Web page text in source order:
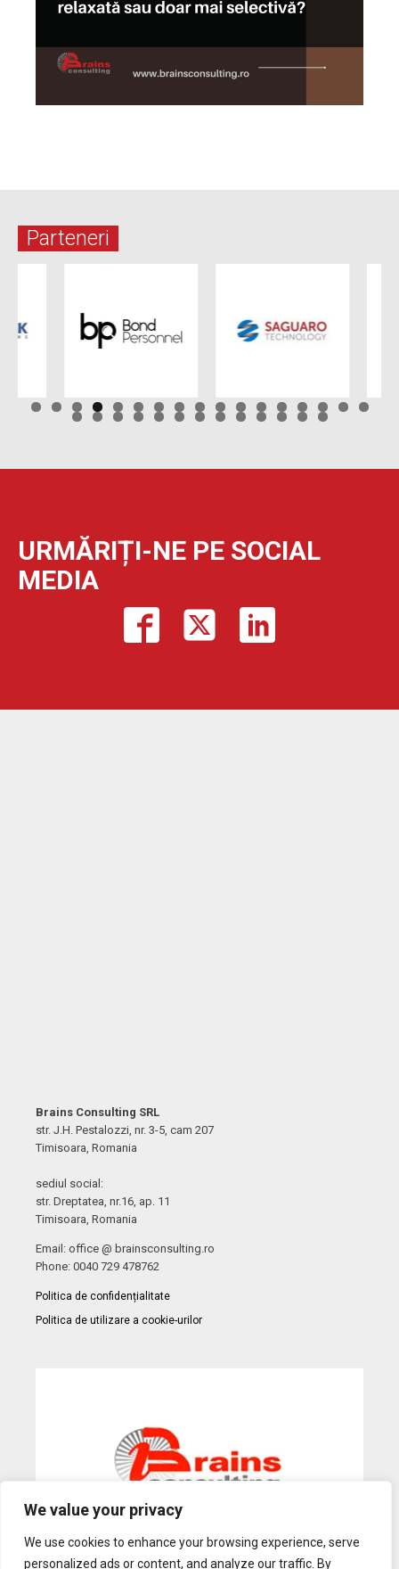
We value your privacy
We use cookies to enhance your browsing experience, serve
personalized ads or content, and analyze our traffic. By
Parteneri
URMĂRIȚI-NE PE SOCIAL
MEDIA
Brains Consulting SRL
str. J.H. Pestalozzi, nr. 3-5, cam 207
Timisoara, Romania
sediul social:
str. Dreptatea, nr.16, ap. 11
Timisoara, Romania
Email: office @ brainsconsulting.ro
Phone: 0040 729 478762
Politica de confidențialitate
Politica de utilizare a cookie-urilor